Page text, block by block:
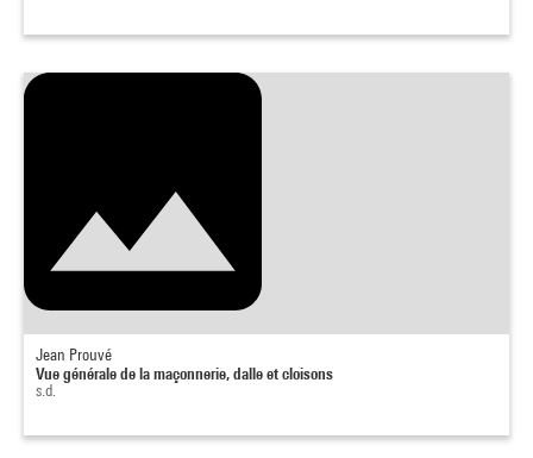
Jean Prouvé
Vue générale de la maçonnerie, dalle et cloisons
s.d.